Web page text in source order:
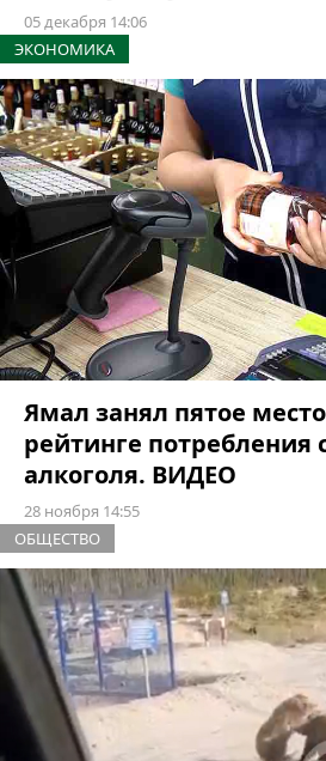
05 декабря 14:06
ЭКОНОМИКА
Ямал занял пятое
рейтинге потребления
алкоголя. ВИДЕО
28 ноября 14:55
ОБЩЕСТВО